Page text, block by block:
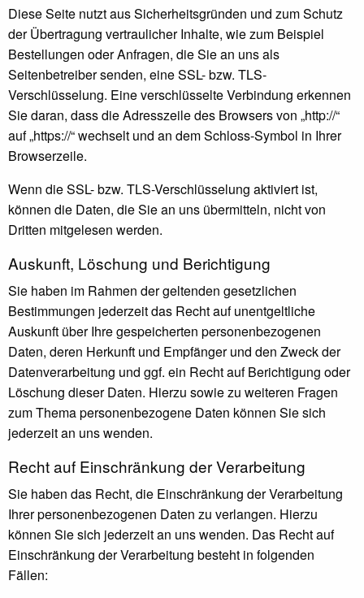
Diese Seite nutzt aus Sicherheitsgründen und zum Schutz
der Übertragung vertraulicher Inhalte, wie zum Beispiel
Bestellungen oder Anfragen, die Sie an uns als
Seitenbetreiber senden, eine SSL- bzw. TLS-
Verschlüsselung. Eine verschlüsselte Verbindung erkennen
Sie daran, dass die Adresszeile des Browsers von „http://“
auf „https://“ wechselt und an dem Schloss-Symbol in Ihrer
Browserzeile.
Wenn die SSL- bzw. TLS-Verschlüsselung aktiviert ist,
können die Daten, die Sie an uns übermitteln, nicht von
Dritten mitgelesen werden.
Auskunft, Löschung und Berichtigung
Sie haben im Rahmen der geltenden gesetzlichen
Bestimmungen jederzeit das Recht auf unentgeltliche
Auskunft über Ihre gespeicherten personenbezogenen
Daten, deren Herkunft und Empfänger und den Zweck der
Datenverarbeitung und ggf. ein Recht auf Berichtigung oder
Löschung dieser Daten. Hierzu sowie zu weiteren Fragen
zum Thema personenbezogene Daten können Sie sich
jederzeit an uns wenden.
Recht auf Einschränkung der Verarbeitung
Sie haben das Recht, die Einschränkung der Verarbeitung
Ihrer personenbezogenen Daten zu verlangen. Hierzu
können Sie sich jederzeit an uns wenden. Das Recht auf
Einschränkung der Verarbeitung besteht in folgenden
Fällen: